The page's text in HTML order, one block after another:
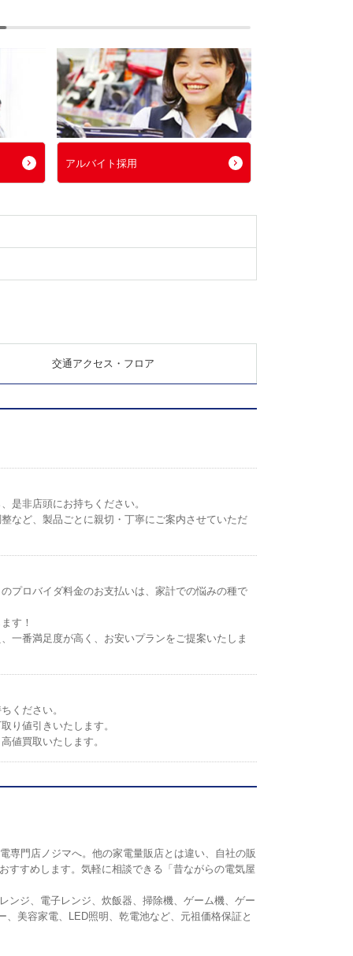
アルバイト採用
交通アクセス・フロア
是非店頭にお持ちください。
など、製品ごとに親切・丁寧にご案内させていただ
プロバイダ料金のお支払いは、家計での悩みの種で
す！
一番満足度が高く、お安いプランをご提案いたしま
ください。
り値引きいたします。
値買取いたします。
専門店ノジマへ。他の家電量販店とは違い、自社の販
すすめします。気軽に相談できる「昔ながらの電気屋
ンジ、電子レンジ、炊飯器、掃除機、ゲーム機、ゲー
美容家電、LED照明、乾電池など、元祖価格保証と